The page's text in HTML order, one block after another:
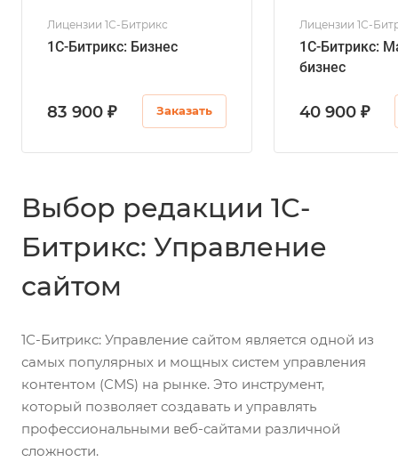
Лицензии 1С-Битрикс
1С-Битрикс: Бизнес
83 900 ₽ Заказать
Лицензии 1С-
1С-Битрикс:
бизнес
40 900 ₽
Выбор редакции 1С-
Битрикс: Управление
сайтом
1С-Битрикс: Управление сайтом является одной из
самых популярных и мощных систем управления
контентом (CMS) на рынке. Это инструмент,
который позволяет создавать и управлять
профессиональными веб-сайтами различной
сложности.